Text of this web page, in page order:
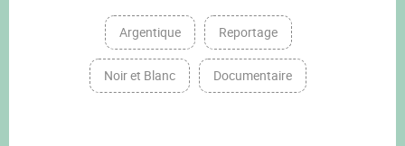
Argentique Reportage
Noir et Blanc Documentaire